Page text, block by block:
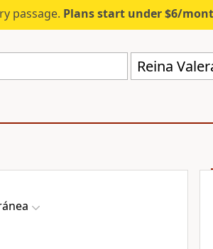
passage. Plans start under $6/
Reina